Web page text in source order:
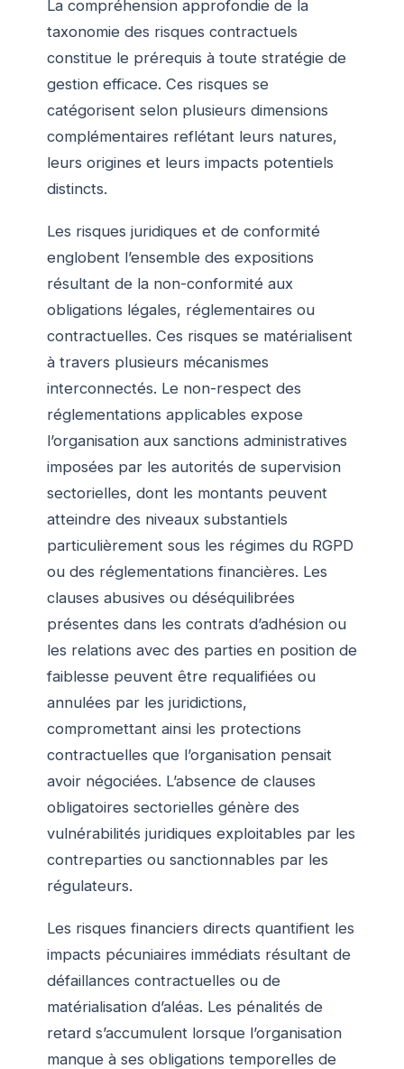
La compréhension approfondie de la
taxonomie des risques contractuels
constitue le prérequis à toute stratégie de
gestion efficace. Ces risques se
catégorisent selon plusieurs dimensions
complémentaires reflétant leurs natures,
leurs origines et leurs impacts potentiels
distincts.
Les risques juridiques et de conformité
englobent l’ensemble des expositions
résultant de la non-conformité aux
obligations légales, réglementaires ou
contractuelles. Ces risques se matérialisent
à travers plusieurs mécanismes
interconnectés. Le non-respect des
réglementations applicables expose
l’organisation aux sanctions administratives
imposées par les autorités de supervision
sectorielles, dont les montants peuvent
atteindre des niveaux substantiels
particulièrement sous les régimes du RGPD
ou des réglementations financières. Les
clauses abusives ou déséquilibrées
présentes dans les contrats d’adhésion ou
les relations avec des parties en position de
faiblesse peuvent être requalifiées ou
annulées par les juridictions,
compromettant ainsi les protections
contractuelles que l’organisation pensait
avoir négociées. L’absence de clauses
obligatoires sectorielles génère des
vulnérabilités juridiques exploitables par les
contreparties ou sanctionnables par les
régulateurs.
Les risques financiers directs quantifient les
impacts pécuniaires immédiats résultant de
défaillances contractuelles ou de
matérialisation d’aléas. Les pénalités de
retard s’accumulent lorsque l’organisation
manque à ses obligations temporelles de